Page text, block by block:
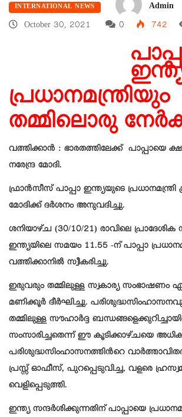
INTERNATIONAL NEWS
Admin
October 30, 2021
0 742
പ്രധാനമന്ത്രിയും
തമ്മിലൊരു
വത്തിക്കാൻ : ഭാരതത്തിലേക്ക് പാപ്പായെ
നരേന്ദ്ര മോദി.
ഫ്രാൻസീസ് പാപ്പാ ഇന്ത്യയുടെ പ്രധാനമന്ത്രി
മോദിക്ക് ദർശനം അനുവദിച്ചു.
ശനിയാഴ്‌ച (30/10/21) രാവിലെ
ഇന്ത്യയിലെ സമയം 11.55 -ന് പാപ്പാ
വത്തിക്കാനിൽ സ്വീകരിച്ചു.
ഇരുവരും തമ്മിലുള്ള സ്വകാര്യ സംഭാഷണം
മണിക്കൂർ ദീർഘിച്ചു.
തമ്മിലുള്ള സൗഹാർദ്ദ
സംസാരിച്ചതെന്ന് ഈ കൂടിക്കാഴ്ചയെ
പരിശുദ്ധസിംഹാസനത്തിൻറെ
പ്രസ്സ് ഓഫീസ്, പുറപ്പെടുവിച്ച, വളരെ
വെളിപ്പെടുത്തി.
ഇന്ത്യ സന്ദർശിക്കുന്നതിന് പാപ്പായെ